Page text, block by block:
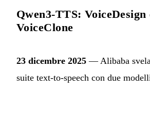
Qwen3-TTS: VoiceDesign
VoiceClone
23 dicembre 2025 — Alibaba
suite text-to-speech con due